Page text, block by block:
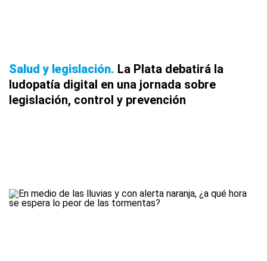
Salud y legislación La Plata debatirá la
ludopatía digital en una jornada sobre
legislación, control y prevención